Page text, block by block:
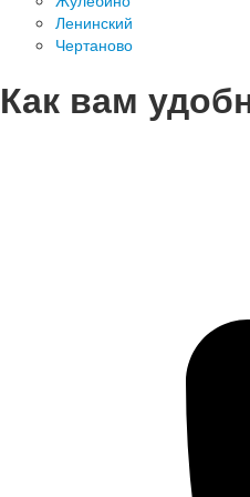
Ленинский
Чертаново
Как вам